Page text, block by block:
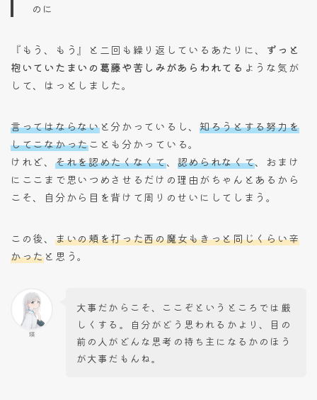
のに
『もう、もう』と二回も繰り返しているあたりに、 ずっと
抱いていたまいの葛藤や苦しみがあらわれてる ような気が
して、はっとしました。
言ってはならないと分かっているし、 知ろうとする努力を
してこなかったことも分かっている。
けれど、 それを認めたくなくて、 認められなくて、おまけ
にここまで思いつめさせるだけの理由がちゃんとあるから
こそ、自分から目を背けて周りのせいにしてしまう。
この後、 まいの頬を打った西の魔女もきっと同じくらい辛
かったと思う。
瑛
大事だからこそ、ここぞというところでは厳
しくする。自分がどう思われるかより、目の
前の人がどんな思考の持ち主になるかのほう
が大事だもんね。